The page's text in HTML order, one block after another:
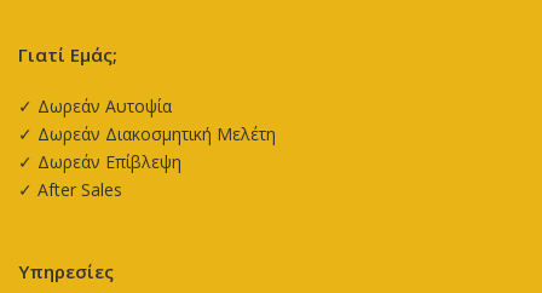
Γιατί Εμάς;
✓ Δωρεάν Αυτοψία
✓ Δωρεάν Διακοσμητική Μελέτη
✓ Δωρεάν Επίβλεψη
✓ After Sales
Υπηρεσίες